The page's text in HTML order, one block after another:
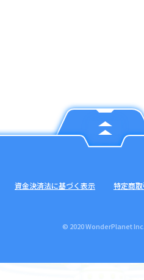
資金決済法に基づく表示 特定商
© 2020 WonderPlanet Inc.